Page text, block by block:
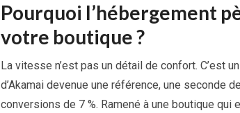
Pourquoi l’hébergement
votre boutique ?
La vitesse n’est pas un détail de confort. C’est
d’Akamai devenue une référence, une seconde
conversions de 7 %. Ramené à une boutique qui